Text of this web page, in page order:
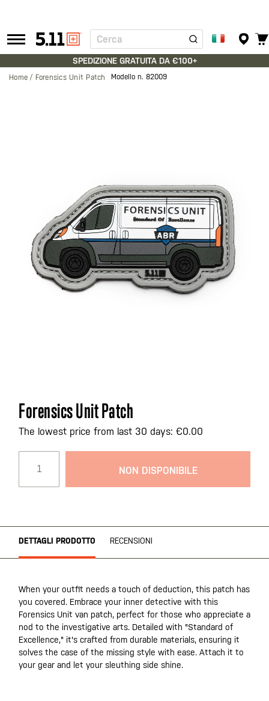
Tactical
Gear
Cerca
SPEDIZIONE GRATUITA DA €100+
Home Forensics Unit Patch Modello n. 82009
Vai
all'inizio
della
immagini
Forensics Unit Patch
The lowest price from last 30 days: €0.00
NON DISPONIBILE
DETTAGLI PRODOTTO RECENSIONI
When your outfit needs a touch of deduction, this patch has
you covered. Embrace your inner detective with this
Forensics Unit van patch, perfect for those who appreciate a
nod to the investigative arts. Detailed with "Standard of
Excellence," it's crafted from durable materials, ensuring it
solves the case of the missing style with ease. Attach it to
your gear and let your sleuthing side shine.